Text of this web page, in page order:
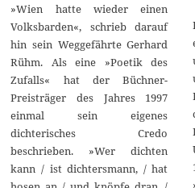
»Wien hatte wieder einen
Volksbarden«, schrieb darauf
hin sein Weggefährte Gerhard
Rühm. Als eine »Poetik des
Zufalls« hat der Büchner-
Preisträger des Jahres 1997
einmal sein eigenes
dichterisches Credo
beschrieben. »Wer dichten
kann / ist dichtersmann, / hat